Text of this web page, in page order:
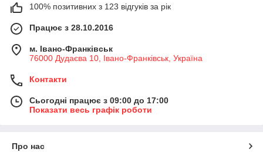
100% позитивних з 123 відгуків за рік
Працює з 28.10.2016
м. Івано-Франківськ
76000 Дудаєва 10, Івано-Франківськ, Україна
Контакти
Сьогодні працює з 09:00 до 17:00
Показати весь графік роботи
Про нас